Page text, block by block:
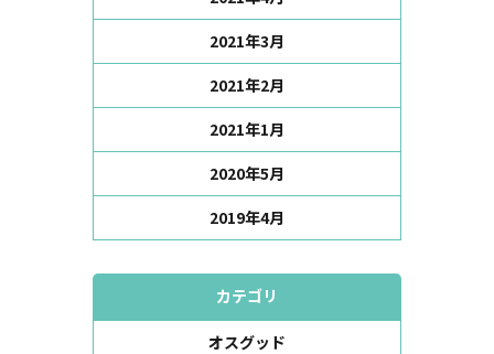
2021年3月
2021年2月
2021年1月
2020年5月
2019年4月
カテゴリ
オスグッド